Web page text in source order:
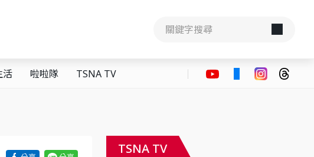
活 啦啦隊 TSNA TV
TSNA TV